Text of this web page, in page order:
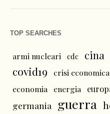
TOP SEARCHES
armi nucleari cdc cina
covid19 crisi economica
economia energia
germania guerra